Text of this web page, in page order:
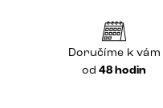
Doručíme k vám
od48 hodin